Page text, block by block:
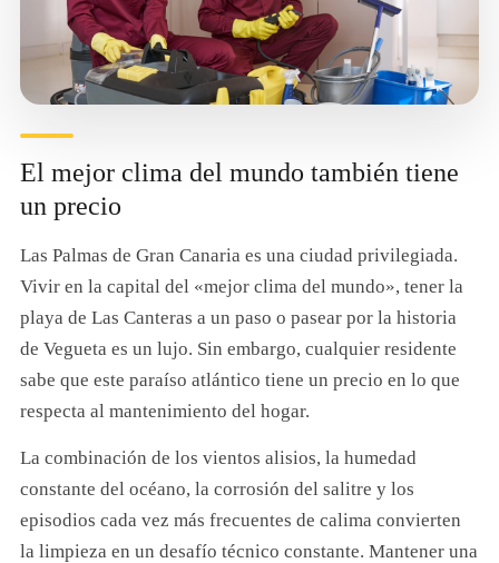
El mejor clima del mundo también tiene
un precio
Las Palmas de Gran Canaria es una ciudad privilegiada.
Vivir en la capital del «mejor clima del mundo», tener la
playa de Las Canteras a un paso o pasear por la historia
de Vegueta es un lujo. Sin embargo, cualquier residente
sabe que este paraíso atlántico tiene un precio en lo que
respecta al mantenimiento del hogar.
La combinación de los vientos alisios, la humedad
constante del océano, la corrosión del salitre y los
episodios cada vez más frecuentes de calima convierten
la limpieza en un desafío técnico constante. Mantener una